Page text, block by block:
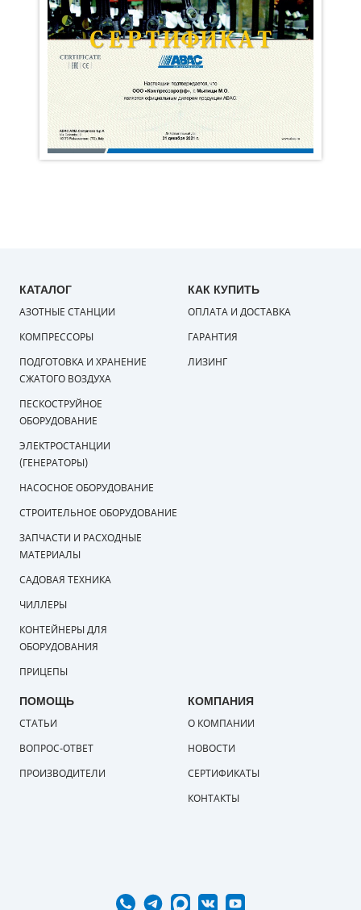
КАТАЛОГ
АЗОТНЫЕ СТАНЦИИ
КОМПРЕССОРЫ
ПОДГОТОВКА И ХРАНЕНИЕ
СЖАТОГО ВОЗДУХА
ПЕСКОСТРУЙНОЕ
ОБОРУДОВАНИЕ
ЭЛЕКТРОСТАНЦИИ
(ГЕНЕРАТОРЫ)
НАСОСНОЕ ОБОРУДОВАНИЕ
СТРОИТЕЛЬНОЕ ОБОРУДОВАНИЕ
ЗАПЧАСТИ И РАСХОДНЫЕ
МАТЕРИАЛЫ
САДОВАЯ ТЕХНИКА
ЧИЛЛЕРЫ
КОНТЕЙНЕРЫ ДЛЯ
ОБОРУДОВАНИЯ
ПРИЦЕПЫ
КАК КУПИТЬ
ОПЛАТА И ДОСТАВКА
ГАРАНТИЯ
ЛИЗИНГ
ПОМОЩЬ
СТАТЬИ
ВОПРОС-ОТВЕТ
ПРОИЗВОДИТЕЛИ
КОМПАНИЯ
О КОМПАНИИ
НОВОСТИ
СЕРТИФИКАТЫ
КОНТАКТЫ